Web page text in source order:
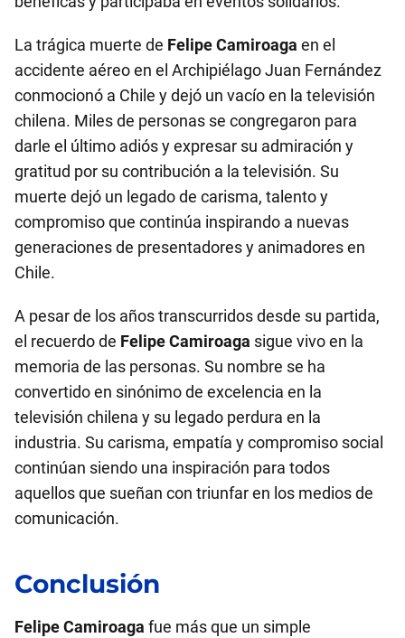
La trágica muerte de Felipe Camiroaga en el
accidente aéreo en el Archipiélago Juan Fernández
conmocionó a Chile y dejó un vacío en la televisión
chilena. Miles de personas se congregaron para
darle el último adiós y expresar su admiración y
gratitud por su contribución a la televisión. Su
muerte dejó un legado de carisma, talento y
compromiso que continúa inspirando a nuevas
generaciones de presentadores y animadores en
Chile.
A pesar de los años transcurridos desde su partida,
el recuerdo de Felipe Camiroaga sigue vivo en la
memoria de las personas. Su nombre se ha
convertido en sinónimo de excelencia en la
televisión chilena y su legado perdura en la
industria. Su carisma, empatía y compromiso social
continúan siendo una inspiración para todos
aquellos que sueñan con triunfar en los medios de
comunicación.
Conclusión
Felipe Camiroaga fue más que un simple